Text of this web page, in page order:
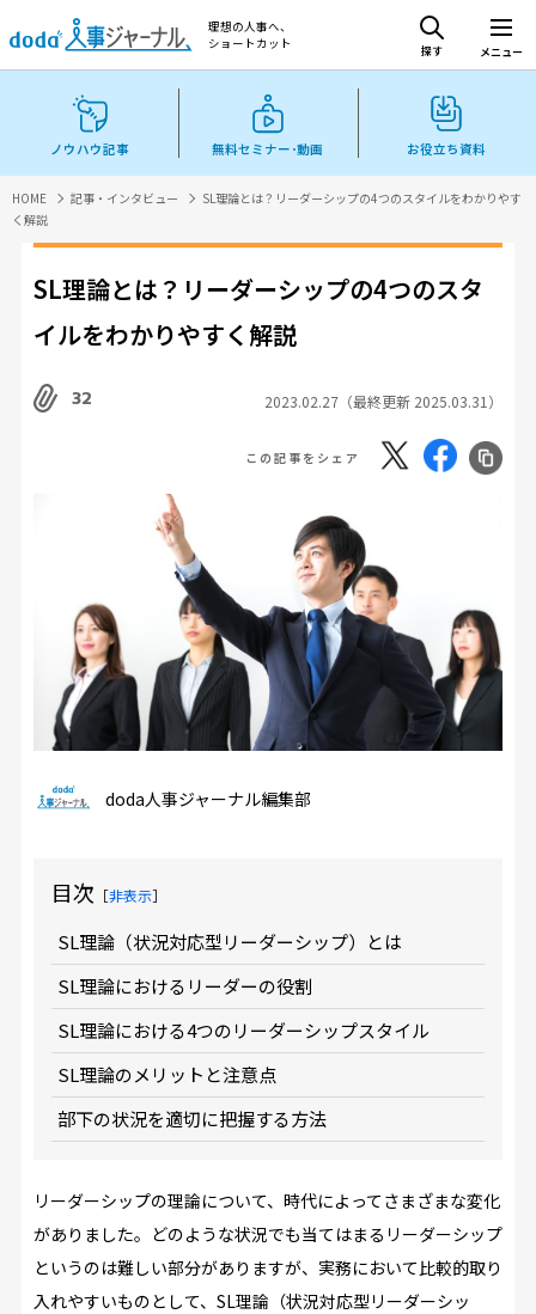
理想の人事へ、
ショートカット
探す メニュー
ノウハウ記事 無料セミナー･動画 お役立ち資料
HOME 記事・インタビュー
SL理論とは？リーダーシップの4つのスタイルをわかりやす
く解説
SL理論とは？リーダーシップの4つのスタ
イルをわかりやすく解説
32 2023.02.27（最終更新 2025.03.31）
この記事をシェア
doda人事ジャーナル編集部
目次 ［非表示］
SL理論（状況対応型リーダーシップ）とは
SL理論におけるリーダーの役割
SL理論における4つのリーダーシップスタイル
SL理論のメリットと注意点
部下の状況を適切に把握する方法
リーダーシップの理論について、時代によってさまざまな変化
がありました。どのような状況でも当てはまるリーダーシップ
というのは難しい部分がありますが、実務において比較的取り
入れやすいものとして、SL理論（状況対応型リーダーシッ